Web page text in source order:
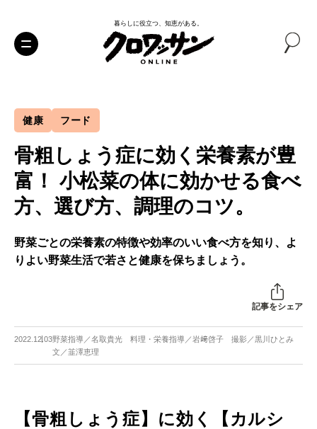
暮らしに役立つ、知恵がある。
健康 フード
骨粗しょう症に効く栄養素が豊
富！ 小松菜の体に効かせる食べ
方、選び方、調理のコツ。
野菜ごとの栄養素の特徴や効率のいい食べ方を知り、よ
りよい野菜生活で若さと健康を保ちましょう。
記事をシェア
2022.12.03野菜指導／名取貴光 料理・栄養指導／岩﨑啓子 撮影／黒川ひとみ
文／韮澤恵理
【骨粗しょう症】に効く【カルシ